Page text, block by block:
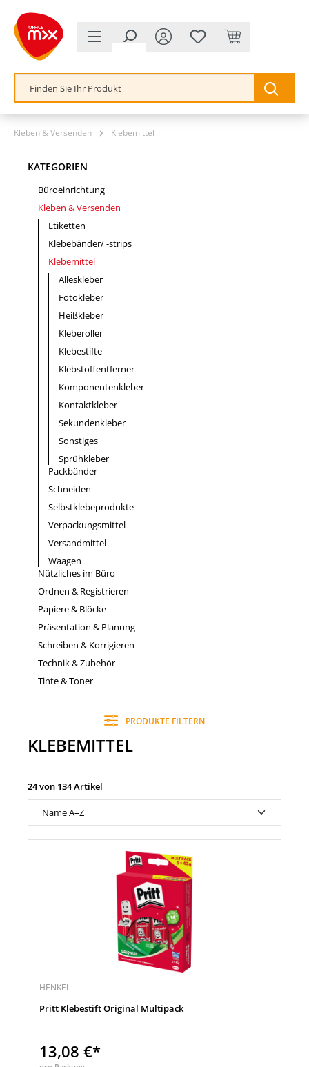
springen
Kleben & Versenden Klebemittel
KATEGORIEN
Büroeinrichtung
Kleben & Versenden
Etiketten
Klebebänder/ -strips
Klebemittel
Alleskleber
Fotokleber
Heißkleber
Kleberoller
Klebestifte
Klebstoffentferner
Komponentenkleber
Kontaktkleber
Sekundenkleber
Sonstiges
Sprühkleber
Packbänder
Schneiden
Selbstklebeprodukte
Verpackungsmittel
Versandmittel
Waagen
Nützliches im Büro
Ordnen & Registrieren
Papiere & Blöcke
Präsentation & Planung
Schreiben & Korrigieren
Technik & Zubehör
Tinte & Toner
PRODUKTE FILTERN
KLEBEMITTEL
24 von 134 Artikel
HENKEL
Pritt Klebestift Original Multipack
13,08 €*